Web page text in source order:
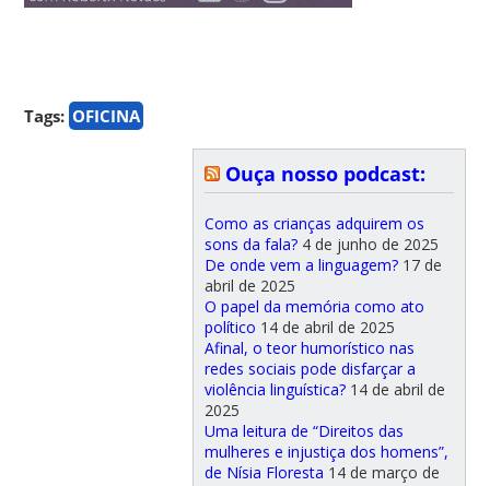
Tags: OFICINA
Ouça nosso podcast:
Como as crianças adquirem os
sons da fala? 4 de junho de 2025
De onde vem a linguagem? 17 de
abril de 2025
O papel da memória como ato
político 14 de abril de 2025
Afinal, o teor humorístico nas
redes sociais pode disfarçar a
violência linguística? 14 de abril de
2025
Uma leitura de “Direitos das
mulheres e injustiça dos homens”,
de Nísia Floresta 14 de março de